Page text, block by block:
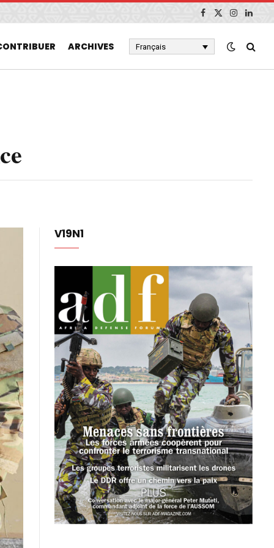
Facebook
X
Instagram
ARCHIVES Français
V19N1